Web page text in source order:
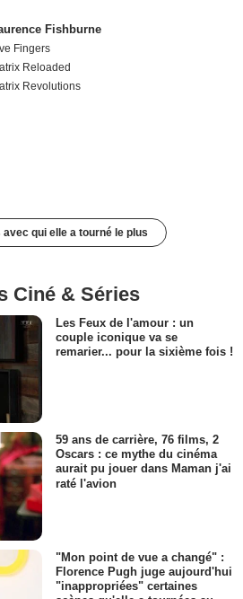
Fishburne
Fingers
Reloaded
Revolutions
qui elle a tourné le plus
Ciné & Séries
Les Feux de l'amour : un
couple iconique va se
remarier... pour la sixième fois !
59 ans de carrière, 76 films, 2
Oscars : ce mythe du cinéma
aurait pu jouer dans Maman j'ai
raté l'avion
"Mon point de vue a changé" :
Florence Pugh juge aujourd'hui
"inappropriées" certaines